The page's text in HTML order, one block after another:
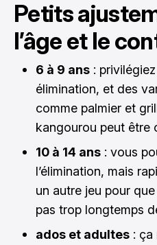
Petits
l’âge et le
6 à 9 ans :
élimination, et des
comme palmier et
kangourou peut être
10 à 14 ans : vous
l’élimination, mais
un autre jeu pour
pas trop longtemps
ados et adultes : ça